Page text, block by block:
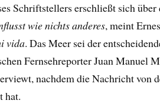
Schriftstellers erschließt sich
wie nichts anderes, meint
vida. Das Meer sei der
Fernsehreporter Juan Manuel
nachdem die Nachricht von
hat.